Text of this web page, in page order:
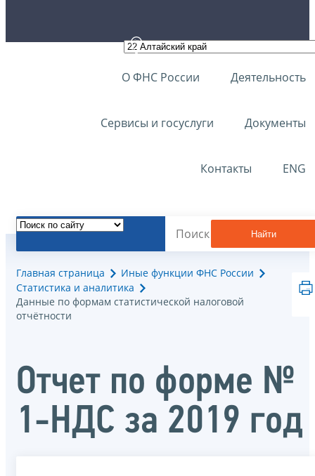
О ФНС России Деятельность
Сервисы и госуслуги Документы
Контакты ENG
Найти
Главная страница
Иные функции ФНС России
Статистика и аналитика
Данные по формам статистической налоговой
отчётности
Отчет по форме №
1-НДС за 2019 год